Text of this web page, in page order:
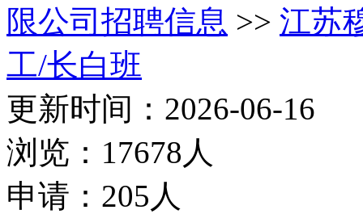
限公司招聘信息 >> 江苏
工/长白班
更新时间：2026-06-16
浏览：17678人
申请：205人